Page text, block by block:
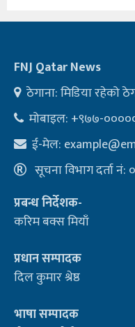
FNJ Qatar News
ठेगाना: मिडिया रहेको
मोबाइल: +९७७-
ई-मेल:
सूचना विभाग दर्ता
प्रबन्ध निर्देशक-
करिम बक्स मियाँ
प्रधान सम्पादक
दिल कुमार श्रेष्ठ
भाषा सम्पादक